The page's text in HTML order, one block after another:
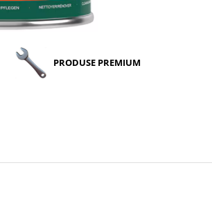
PRODUSE PREMIUM